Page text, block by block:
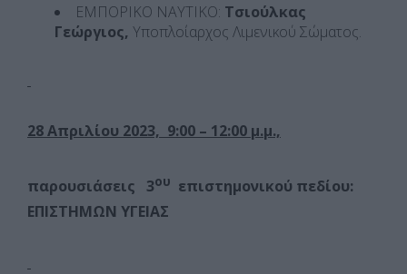
ΕΜΠΟΡΙΚΟ ΝΑΥΤΙΚΟ: Τσιούλκας
Γεώργιος, Υποπλοίαρχος Λιμενικού Σώματος.
28 Απριλίου 2023, 9:00 – 12:00 μ.μ.,
παρουσιάσεις 3ου επιστημονικού πεδίου:
ΕΠΙΣΤΗΜΩΝ ΥΓΕΙΑΣ